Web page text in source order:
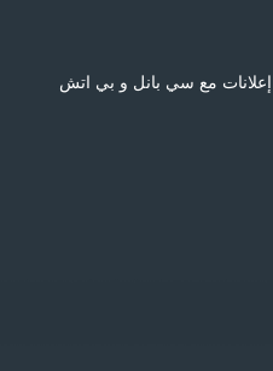
إعلانات مع سي بانل و بي اتش